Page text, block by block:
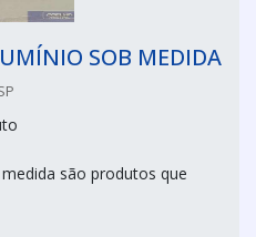
SOB MEDIDA
são produtos que